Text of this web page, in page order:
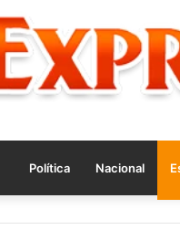
Política Nacional